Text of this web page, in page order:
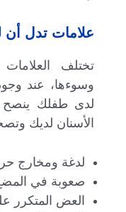
علامات تدل أن
تختلف
وسوءها، عند
لدى طفلك ينصح
الأسنان لديك
لدغة ومخارج
صعوبة في
العض المتكرر